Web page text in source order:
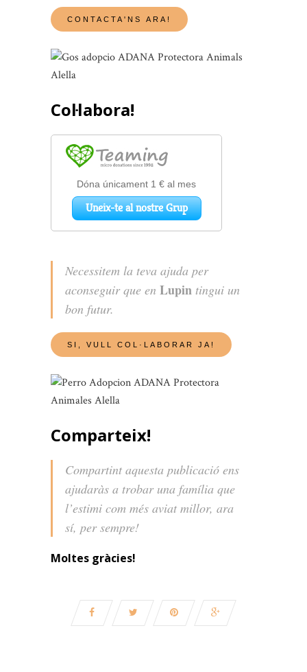
Col·labora!
Necessitem la teva ajuda per
aconseguir que en Lupin tingui un
bon futur.
Comparteix!
Compartint aquesta publicació ens
ajudaràs a trobar una família que
l’estimi com més aviat millor, ara
sí, per sempre!
Moltes gràcies!